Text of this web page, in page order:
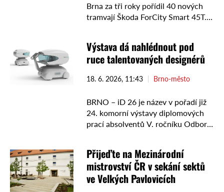
Brna za tři roky pořídil 40 nových
tramvají Škoda ForCity Smart 45T.
Výstava dá nahlédnout pod
ruce talentovaných designérů
18. 6. 2026, 11:43 Brno-město
BRNO – iD 26 je název v pořadí již
24. komorní výstavy diplomových
prací absolventů V. ročníku Odboru
inženýrství Vysokého učení
technického v Brně
(OPD ÚK FSI VUT v Brně). Komorní
Přijeďte na Mezinárodní
mistrovství ČR v sekání sektů
ve Velkých Pavlovicích